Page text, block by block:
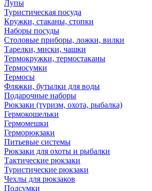
Лупы
Туристическая посуда
Кружки, стаканы, стопки
Наборы посуды
Столовые приборы, ложки, вилки
Тарелки, миски, чашки
Термокружки, термостаканы
Термосумки
Термосы
Фляжки, бутылки для воды
Подарочные наборы
Рюкзаки (туризм, охота, рыбалка)
Гермокошельки
Гермомешки
Герморюкзаки
Питьевые системы
Рюкзаки для охоты и рыбалки
Тактические рюкзаки
Туристические рюкзаки
Чехлы для рюкзаков
Подсумки